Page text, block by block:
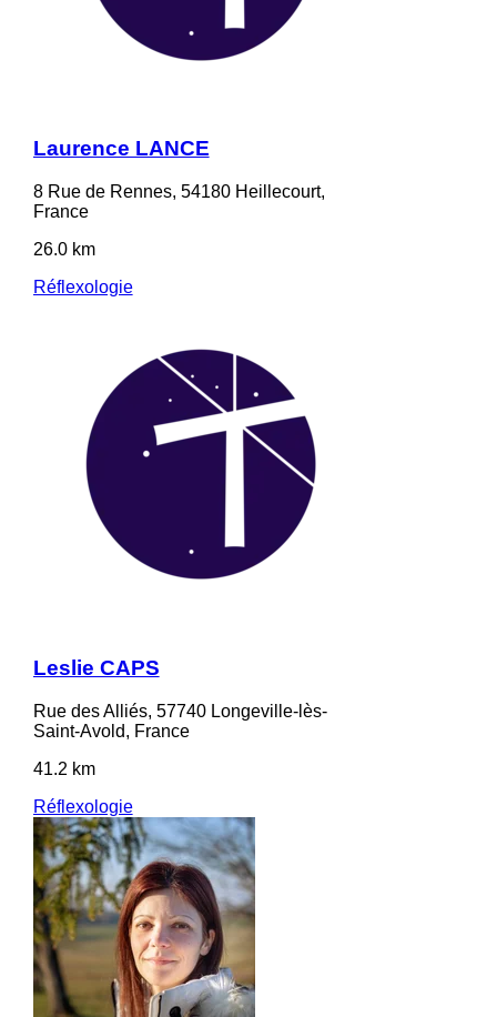
Laurence LANCE
8 Rue de Rennes, 54180 Heillecourt,
France
26.0 km
Réflexologie
Leslie CAPS
Rue des Alliés, 57740 Longeville-lès-
Saint-Avold, France
41.2 km
Réflexologie